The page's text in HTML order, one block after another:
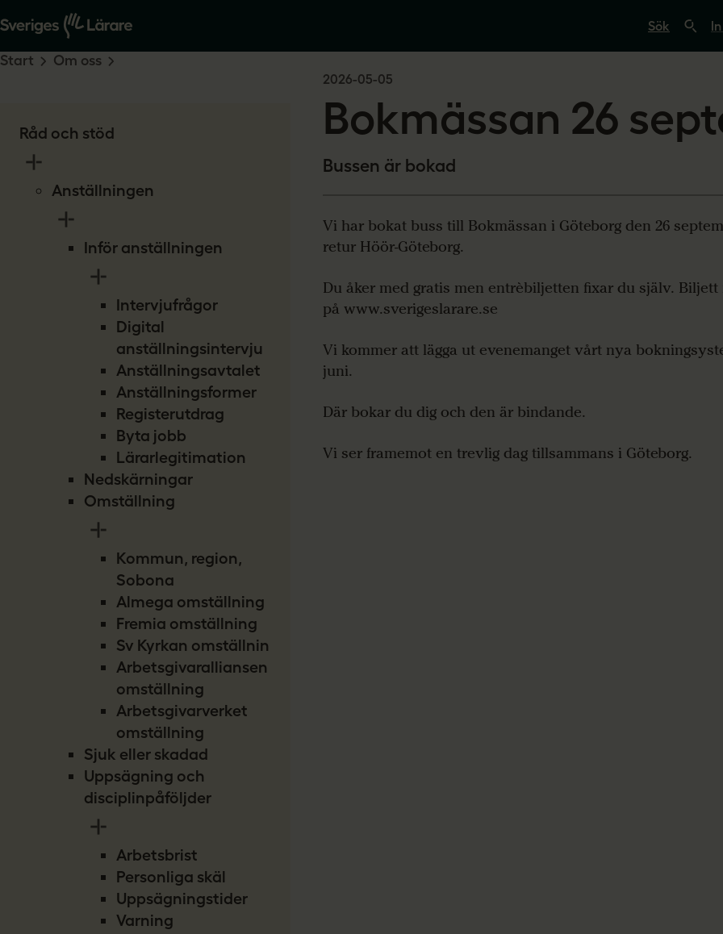
ö
p
r
i
a
s
e
Råd och stöd
Anställningen
Inför anställningen
Intervjufrågor
Digital
anställningsintervju
Anställningsavtalet
Anställningsformer
Registerutdrag
Byta jobb
Lärarlegitimation
Nedskärningar
Omställning
Kommun, region,
Sobona
Almega omställning
Fremia omställning
Sv Kyrkan omställning
Arbetsgivaralliansen
omställning
Arbetsgivarverket
omställning
Sjuk eller skadad
Uppsägning och
disciplinpåföljder
Arbetsbrist
Personliga skäl
Uppsägningstider
Varning
Start Om oss
2026-05-05
Bokmässan 26
Bussen är bokad
Vi har bokat buss till Bokmässan i Göteborg den 26
retur Höör-Göteborg.
Du åker med gratis men entrèbiljetten fixar du själv.
på www.sverigeslarare.se
Vi kommer att lägga ut evenemanget vårt nya
juni.
Där bokar du dig och den är bindande.
Vi ser framemot en trevlig dag tillsammans i Göteborg.